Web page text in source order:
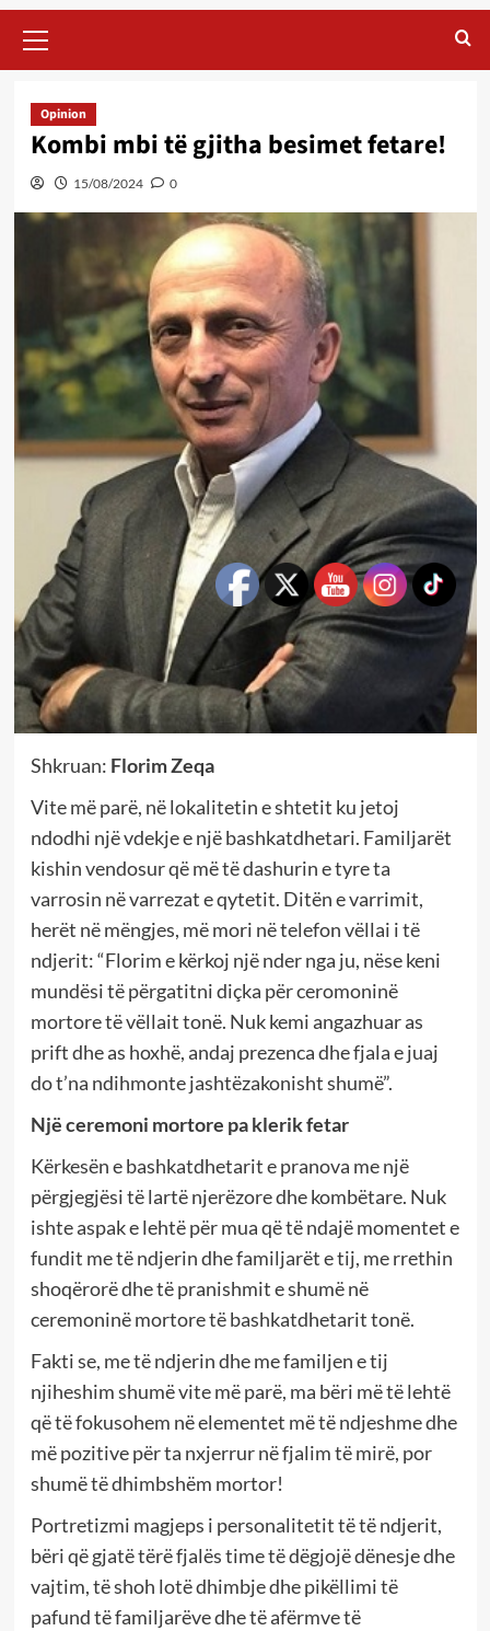
Menu
Opinion
Kombi mbi të gjitha besimet fetare!
15/08/2024 0
Shkruan: Florim Zeqa
Vite më parë, në lokalitetin e shtetit ku jetoj
ndodhi një vdekje e një bashkatdhetari. Familjarët
kishin vendosur që më të dashurin e tyre ta
varrosin në varrezat e qytetit. Ditën e varrimit,
herët në mëngjes, më mori në telefon vëllai i të
ndjerit: “Florim e kërkoj një nder nga ju, nëse keni
mundësi të përgatitni diçka për ceromoninë
mortore të vëllait tonë. Nuk kemi angazhuar as
prift dhe as hoxhë, andaj prezenca dhe fjala e juaj
do t’na ndihmonte jashtëzakonisht shumë”.
Një ceremoni mortore pa klerik fetar
Kërkesën e bashkatdhetarit e pranova me një
përgjegjësi të lartë njerëzore dhe kombëtare. Nuk
ishte aspak e lehtë për mua që të ndajë momentet e
fundit me të ndjerin dhe familjarët e tij, me rrethin
shoqërorë dhe të pranishmit e shumë në
ceremoninë mortore të bashkatdhetarit tonë.
Fakti se, me të ndjerin dhe me familjen e tij
njiheshim shumë vite më parë, ma bëri më të lehtë
që të fokusohem në elementet më të ndjeshme dhe
më pozitive për ta nxjerrur në fjalim të mirë, por
shumë të dhimbshëm mortor!
Portretizmi magjeps i personalitetit të të ndjerit,
bëri që gjatë tërë fjalës time të dëgjojë dënesje dhe
vajtim, të shoh lotë dhimbje dhe pikëllimi të
pafund të familjarëve dhe të afërmve të